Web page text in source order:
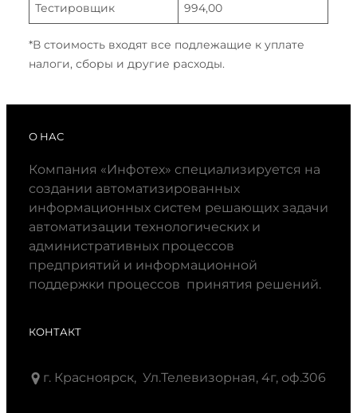
Тестировщик 994,00
*В стоимость входят все подлежащие к уплате
налоги, сборы и другие расходы.
О НАС
Компания «Инфотех» специализируется на
создании автоматизированных
информационных систем решающих задачи
автоматизации технологических и
административных процессов
предприятий и информационной
поддержки процессов принятия решений.
КОНТАКТ
г. Красноярск, Ул.Телевизорная, 4г, оф.306